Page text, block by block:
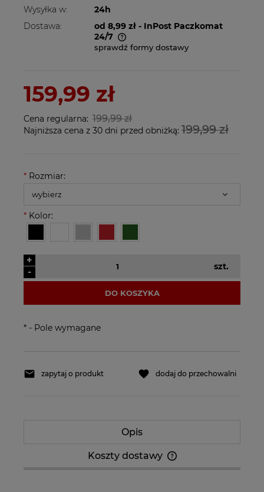
Wysyłka w:
24h
Dostawa:
od 8,99 zł - InPost Paczkomat
24/7
Cena nie zawiera ewentualnych kosztów
sprawdź formy dostawy
159,99 zł
Cena regularna: 199,99 zł
Najniższa cena z 30 dni przed obniżką: 199,99 zł
* Rozmiar:
* Kolor:
-
+
szt.
DO KOSZYKA
* - Pole wymagane
zapytaj o produkt dodaj do przechowalni
Opis
Koszty dostawy